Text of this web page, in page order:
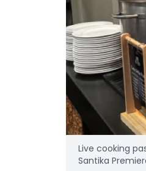
Live cooking
Santika